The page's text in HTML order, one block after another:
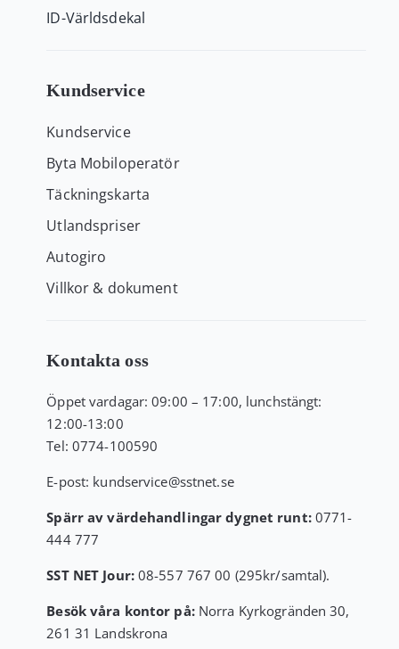
ID-Världsdekal
Kundservice
Kundservice
Byta Mobiloperatör
Täckningskarta
Utlandspriser
Autogiro
Villkor & dokument
Kontakta oss
Öppet vardagar: 09:00 – 17:00, lunchstängt:
12:00-13:00
Tel: 0774-100590
E-post: kundservice@sstnet.se
Spärr av värdehandlingar dygnet runt:0771-
444 777
SST NET Jour:08-557 767 00 (295kr/samtal).
Besök våra kontor på: Norra Kyrkogränden 30,
261 31 Landskrona